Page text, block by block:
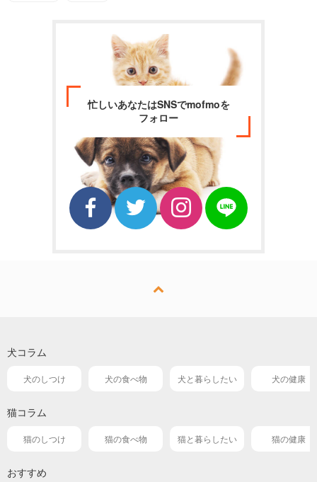
忙しいあなたはSNSでmofmoを
フォロー
犬コラム
犬のしつけ 犬の食べ物 犬と暮らしたい 犬の健康
猫コラム
猫のしつけ 猫の食べ物 猫と暮らしたい 猫の健康
おすすめ